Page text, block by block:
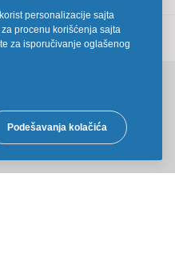
personalizacije sajta
procenu korišćenja sajta
za isporučivanje oglašenog
Podešavanja kolačića